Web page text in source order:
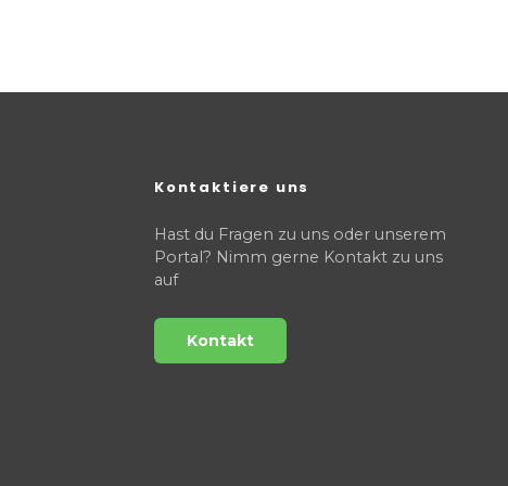
Kontaktiere uns
Hast du Fragen zu uns oder unserem
Portal? Nimm gerne Kontakt zu uns
auf
Kontakt